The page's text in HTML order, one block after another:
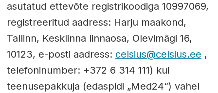
asutatud ettevõte registrikoodiga 10997069,
registreeritud aadress: Harju maakond,
Tallinn, Kesklinna linnaosa, Olevimägi 16,
10123, e-posti aadress: celsius@celsius.ee ,
telefoninumber: +372 6 314 111) kui
teenusepakkuja (edaspidi „Med24“) vahel